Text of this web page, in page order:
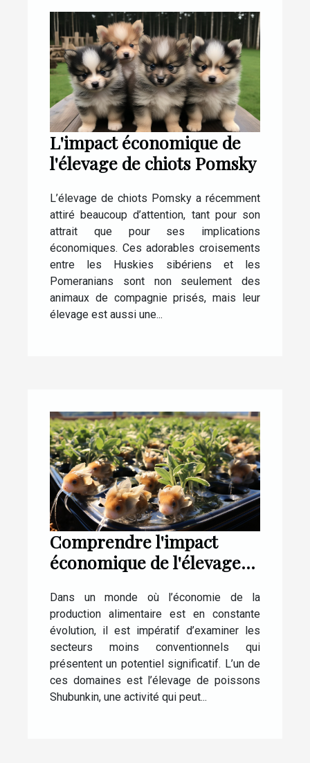
L'impact économique de
l'élevage de chiots Pomsky
L’élevage de chiots Pomsky a récemment
attiré beaucoup d’attention, tant pour son
attrait que pour ses implications
économiques. Ces adorables croisements
entre les Huskies sibériens et les
Pomeranians sont non seulement des
animaux de compagnie prisés, mais leur
élevage est aussi une...
Comprendre l'impact
économique de l'élevage
Dans un monde où l’économie de la
production alimentaire est en constante
évolution, il est impératif d’examiner les
secteurs moins conventionnels qui
présentent un potentiel significatif. L’un de
ces domaines est l’élevage de poissons
Shubunkin, une activité qui peut...